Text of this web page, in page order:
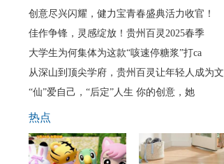
创意尽兴闪耀，健力宝青春盛典活力收官！
佳作争锋，灵感绽放！贵州百灵2025春季
大学生为何集体为这款“咳速停糖浆”打ca
从深山到顶尖学府，贵州百灵让年轻人成为文
“仙”爱自己，“后定”人生 你的创意，她
热点